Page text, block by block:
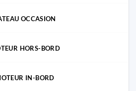
OCCASION
HORS-BORD
IN-BORD